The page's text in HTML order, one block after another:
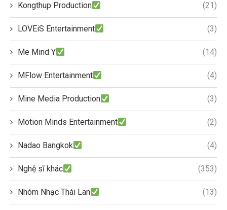
Kongthup Production (21)
LOVEiS Entertainment (3)
Me Mind Y (14)
MFlow Entertainment (4)
Mine Media Production (3)
Motion Minds Entertainment (2)
Nadao Bangkok (4)
Nghệ sĩ khác (353)
Nhóm Nhạc Thái Lan (13)